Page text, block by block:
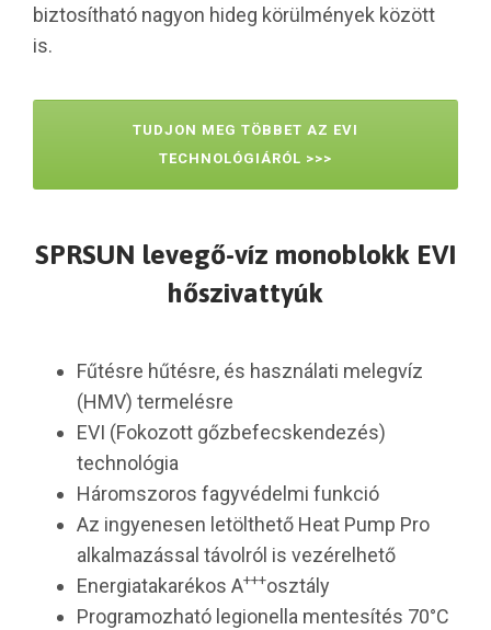
biztosítható nagyon hideg körülmények között
is.
TUDJON MEG TÖBBET AZ EVI
TECHNOLÓGIÁRÓL >>>
SPRSUN levegő-víz monoblokk EVI
hőszivattyúk
Fűtésre hűtésre, és használati melegvíz
(HMV) termelésre
EVI (Fokozott gőzbefecskendezés)
technológia
Háromszoros fagyvédelmi funkció
Az ingyenesen letölthető Heat Pump Pro
alkalmazással távolról is vezérelhető
Energiatakarékos A+++osztály
Programozható legionella mentesítés 70°C